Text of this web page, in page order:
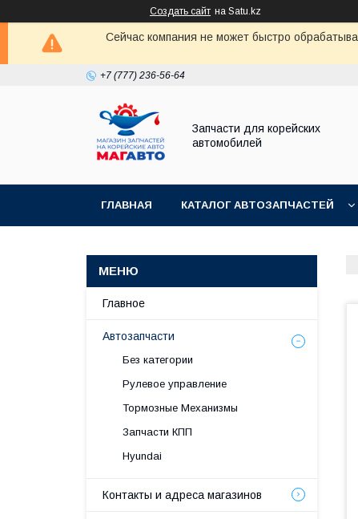
Создать сайт на Satu.kz
Сейчас компания не может быстро
+7 (777) 236-56-64
Запчасти для корейских
автомобилей
ГЛАВНАЯ КАТАЛОГ АВТОЗАПЧАСТЕЙ
Главное
Автозапчасти
Без категории
Рулевое управление
Тормозные Механизмы
Запчасти КПП
Hyundai
Контакты и адреса магазинов